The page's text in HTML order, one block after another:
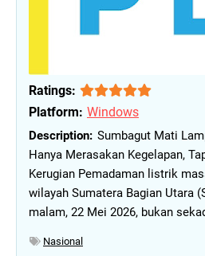
Ratings:
Platform: Windows
Sumbagut Mati
Hanya Merasakan Kegelapan,
Kerugian Pemadaman listrik
wilayah Sumatera Bagian Utara
malam, 22 Mei 2026, bukan
Nasional